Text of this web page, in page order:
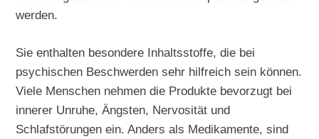
werden.
Sie enthalten besondere Inhaltsstoffe, die bei
psychischen Beschwerden sehr hilfreich sein können.
Viele Menschen nehmen die Produkte bevorzugt bei
innerer Unruhe, Ängsten, Nervosität und
Schlafstörungen ein. Anders als Medikamente, sind